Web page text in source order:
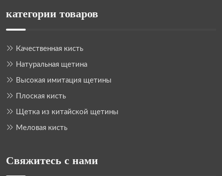
категории товаров
Качественная кисть
Натуральная щетина
Высокая имитация щетины
Плоская кисть
Щетка из китайской щетины
Меловая кисть
Свяжитесь с нами